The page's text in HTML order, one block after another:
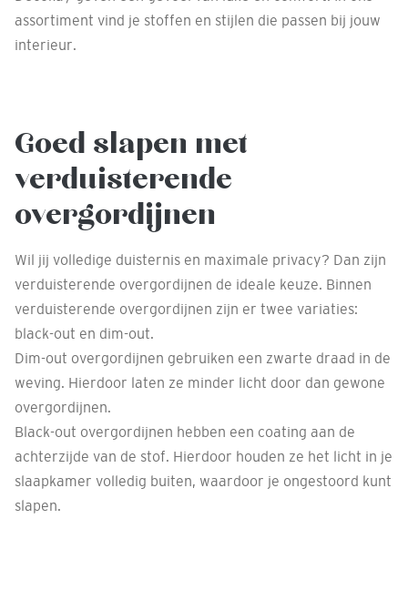
assortiment vind je stoffen en stijlen die passen bij jouw
interieur.
Goed slapen met
verduisterende
overgordijnen
Wil jij volledige duisternis en maximale privacy? Dan zijn
verduisterende overgordijnen de ideale keuze. Binnen
verduisterende overgordijnen zijn er twee variaties:
black-out en dim-out.
Dim-out overgordijnen gebruiken een zwarte draad in de
weving. Hierdoor laten ze minder licht door dan gewone
overgordijnen.
Black-out overgordijnen hebben een coating aan de
achterzijde van de stof. Hierdoor houden ze het licht in je
slaapkamer volledig buiten, waardoor je ongestoord kunt
slapen.